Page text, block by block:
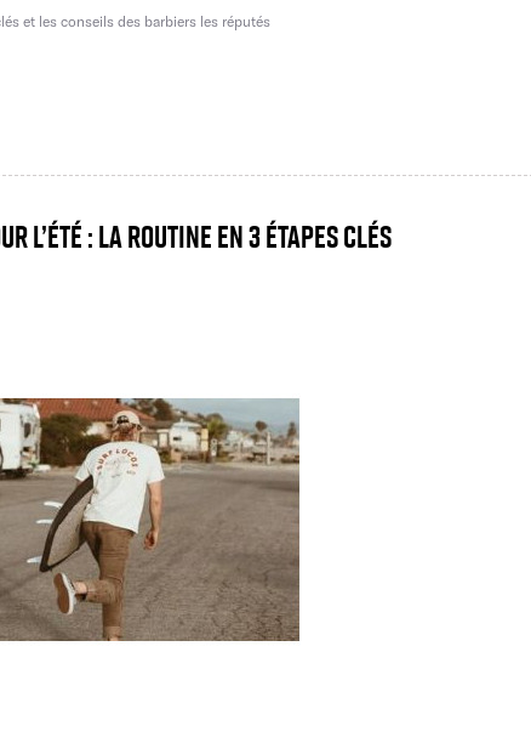
et les conseils des barbiers les réputés
l’été : la routine en 3 étapes clés